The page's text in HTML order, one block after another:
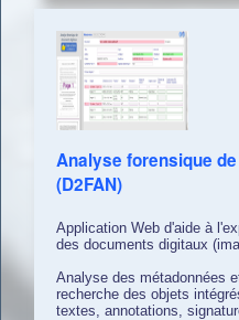
Analyse forensique
(D2FAN)
Application Web d'aide à
des documents digitaux
Analyse des métadonnées
recherche des objets
textes, annotations,